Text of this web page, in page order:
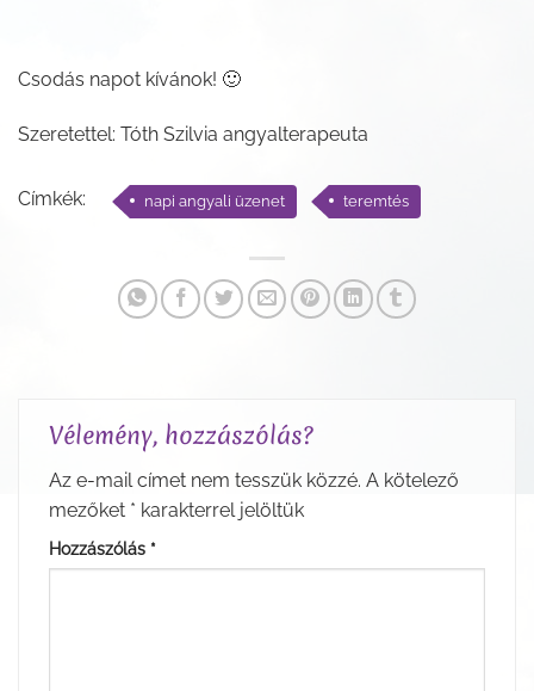
Csodás napot kívánok! 🙂
Szeretettel: Tóth Szilvia angyalterapeuta
Címkék: napi angyali üzenet teremtés
Vélemény, hozzászólás?
Az e-mail címet nem tesszük közzé. A kötelező
mezőket * karakterrel jelöltük
Hozzászólás *